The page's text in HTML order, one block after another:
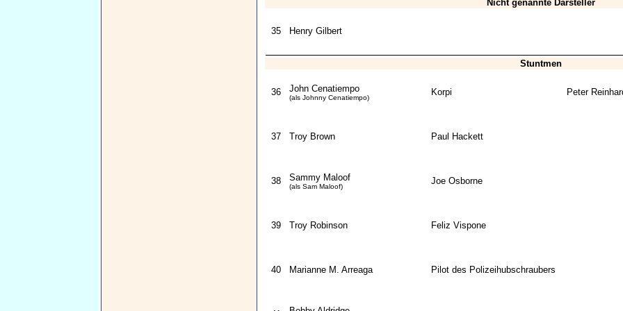
Nicht genannte Darsteller
35 Henry Gilbert
Stuntmen
36 John Cenatiempo
(als Johnny Cenatiempo)
Korpi Peter
37 Troy Brown Paul Hackett
38 Sammy Maloof
(als Sam Maloof)
Joe Osborne
39 Troy Robinson Feliz Vispone
40 Marianne M. Arreaga Pilot des Polizeihubschraubers